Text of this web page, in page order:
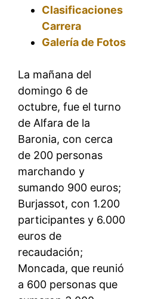
Clasificaciones
Carrera
Galería de Fotos
La mañana del
domingo 6 de
octubre, fue el turno
de Alfara de la
Baronia, con cerca
de 200 personas
marchando y
sumando 900 euros;
Burjassot, con 1.200
participantes y 6.000
euros de
recaudación;
Moncada, que reunió
a 600 personas que